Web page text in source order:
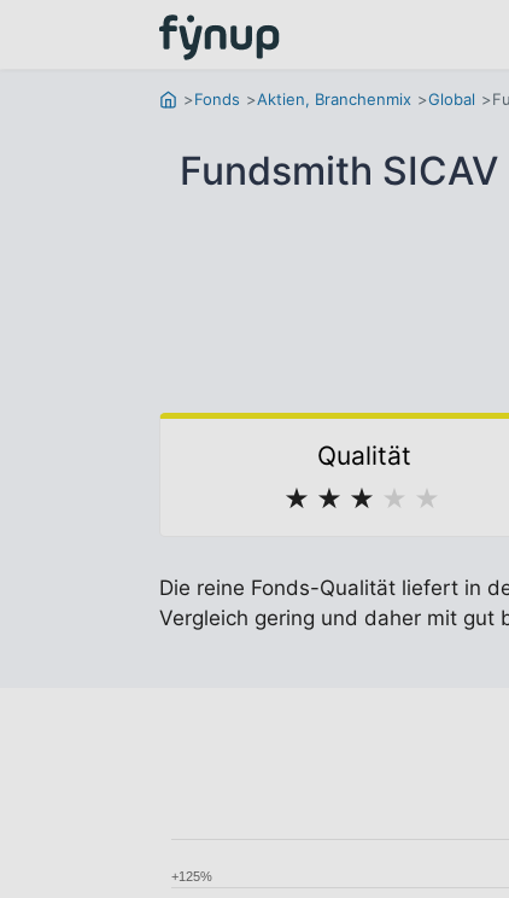
Fonds Aktien, Branchenmix Global
Fundsmith
Qualität
★ ★ ★ ★ ★
Die reine Fonds-Qualität liefert in
Vergleich gering und daher mit gut
+125%